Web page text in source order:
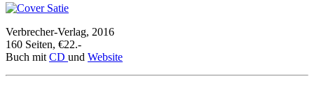
Verbrecher-Verlag, 2016
160 Seiten, €22.-
Buch mit CD und Website